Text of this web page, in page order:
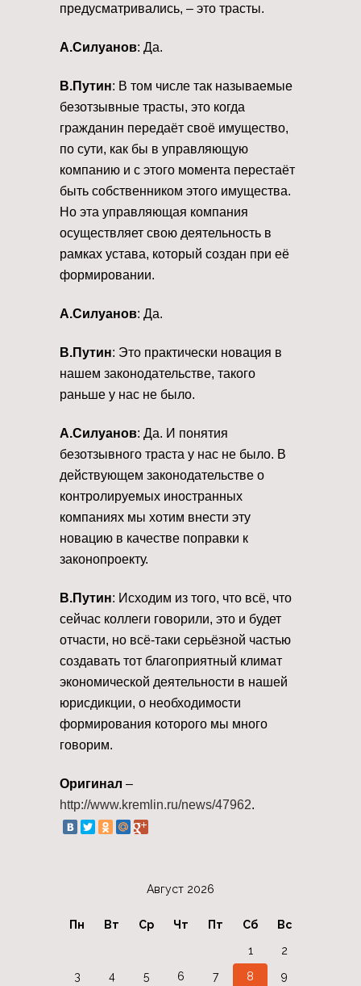
предусматривались, – это трасты.
А.Силуанов: Да.
В.Путин: В том числе так называемые
безотзывные трасты, это когда
гражданин передаёт своё имущество,
по сути, как бы в управляющую
компанию и с этого момента перестаёт
быть собственником этого имущества.
Но эта управляющая компания
осуществляет свою деятельность в
рамках устава, который создан при её
формировании.
А.Силуанов: Да.
В.Путин: Это практически новация в
нашем законодательстве, такого
раньше у нас не было.
А.Силуанов: Да. И понятия
безотзывного траста у нас не было. В
действующем законодательстве о
контролируемых иностранных
компаниях мы хотим внести эту
новацию в качестве поправки к
законопроекту.
В.Путин: Исходим из того, что всё, что
сейчас коллеги говорили, это и будет
отчасти, но всё-таки серьёзной частью
создавать тот благоприятный климат
экономической деятельности в нашей
юрисдикции, о необходимости
формирования которого мы много
говорим.
Оригинал –
http://www.kremlin.ru/news/47962.
Август 2026
Пн Вт Ср Чт Пт Сб
Вс
1
2
3
4 5 6 7 8 9